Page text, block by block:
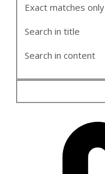
Exact matches only
Search in title
Search in content